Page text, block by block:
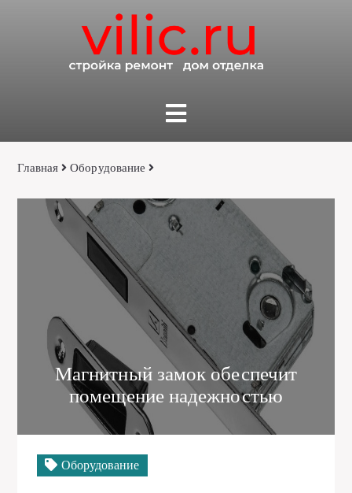
Главная Оборудование
Магнитный замок обеспечит
помещение надежностью
Оборудование